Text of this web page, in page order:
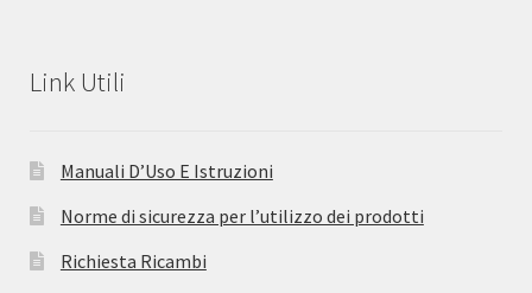
Link Utili
Manuali D’Uso E Istruzioni
Norme di sicurezza per l’utilizzo dei prodotti
Richiesta Ricambi